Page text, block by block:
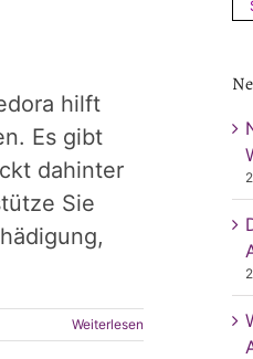
hilft
Es gibt
dahinter
Sie
Weiterlesen